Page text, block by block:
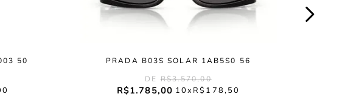
50
PRADA B03S SOLAR 1AB5S0 56
R$3.570,00
R$1.785,00 10 R$ 178,50